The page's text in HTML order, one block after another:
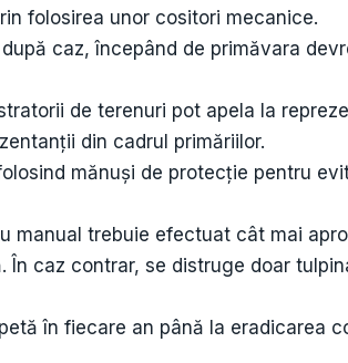
folosirea unor cositori mecanice.
caz, începând de primăvara
de terenuri pot apela la
din cadrul primăriilor.
mănuși de protecție pentru
trebuie efectuat cât mai
caz contrar, se distruge doar
în fiecare an până la eradicarea